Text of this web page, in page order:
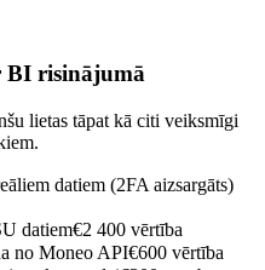
BI risinājumā
lietas tāpat kā citi veiksmīgi
datiem (2FA aizsargāts)
datiem€2 400 vērtība
no Moneo API€600 vērtība